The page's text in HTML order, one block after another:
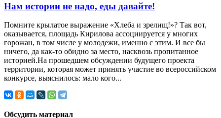
Нам истории не надо, еды давайте!
Помните крылатое выражение «Хлеба и зрелищ!»? Так вот,
оказывается, площадь Кирилова ассоциируется у многих
горожан, в том числе у молодежи, именно с этим. И все бы
ничего, да как-то обидно за место, насквозь пропитанное
историей.На прошедшем обсуждении будущего проекта
территории, которая может принять участие во всероссийском
конкурсе, выяснилось: мало кого...
Обсудить материал